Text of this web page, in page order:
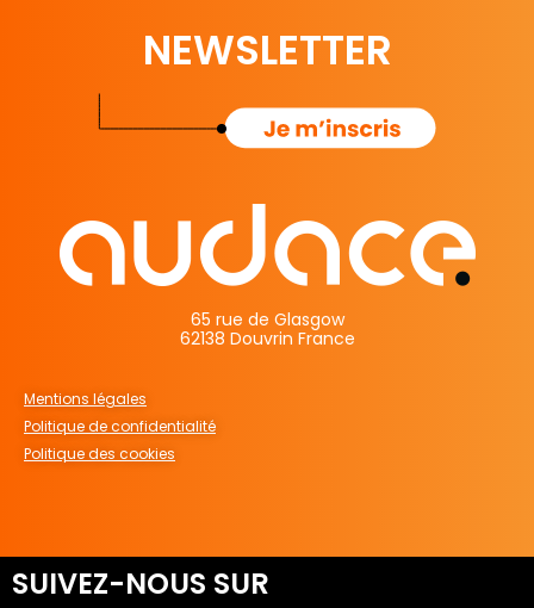
65 rue de Glasgow
62138 Douvrin France
Mentions légales
Politique de confidentialité
Politique des cookies
NEWSLETTER
SUIVEZ-NOUS SUR